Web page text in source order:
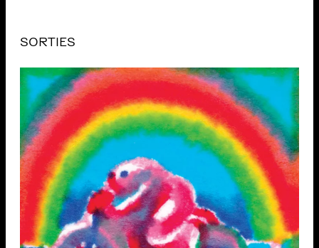
SORTIES